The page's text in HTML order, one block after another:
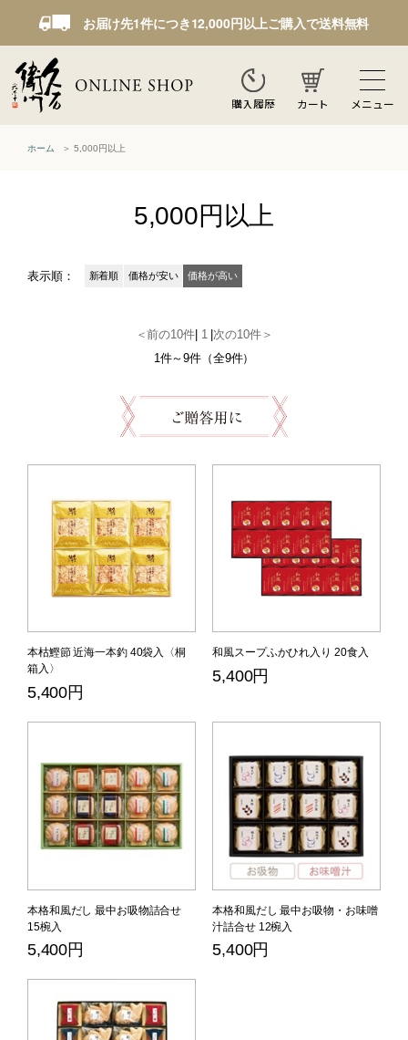
お届け先1件につき12,000円以上ご購入で送料無料
購入履歴 カート メニュー
ホーム 5,000円以上
5,000円以上
表示順： 新着順 価格が安い 価格が高い
＜前の10件| 1 |次の10件＞
1件～9件（全9件）
本枯鰹節 近海一本釣 40袋入〈桐
箱入〉
5,400円
和風スープふかひれ入り 20食入
5,400円
本格和風だし 最中お吸物詰合せ
15椀入
5,400円
本格和風だし 最中お吸物・お味噌
汁詰合せ 12椀入
5,400円